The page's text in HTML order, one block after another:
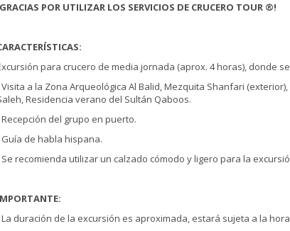
POR UTILIZAR LOS SERVICIOS DE CRUCERO TOUR ®!
para crucero de media jornada (aprox. 4 horas), donde
Visita a la Zona Arqueológica Al Balid, Mezquita Shanfari
Residencia verano del Sultán Qaboos.
Recepción del grupo en puerto.
Guía de habla hispana.
Se recomienda utilizar un calzado cómodo y ligero para la
La duración de la excursión es aproximada, estará sujeta a la